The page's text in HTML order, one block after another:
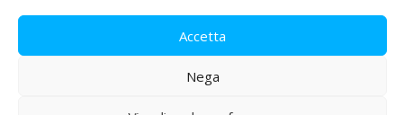
Accetta
Nega
Avvisi e bandi